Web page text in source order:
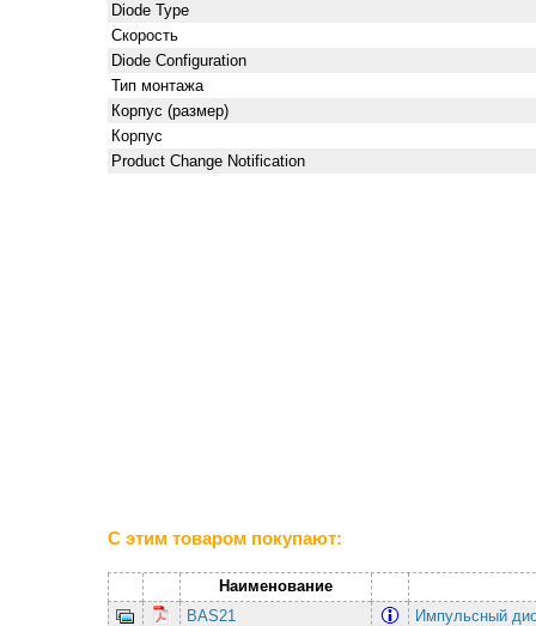
Diode Type
Скорость
Diode Configuration
Тип монтажа
Корпус (размер)
Корпус
Product Change Notification
С этим товаром покупают:
Наименование
BAS21
Импульсный